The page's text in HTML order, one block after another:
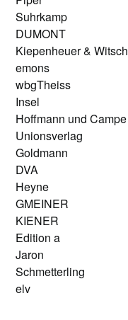
Suhrkamp
DUMONT
Kiepenheuer & Witsch
emons
wbgTheiss
Insel
Hoffmann und Campe
Unionsverlag
Goldmann
DVA
Heyne
GMEINER
KIENER
Edition a
Jaron
Schmetterling
elv